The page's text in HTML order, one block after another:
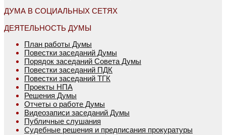
ДУМА В СОЦИАЛЬНЫХ СЕТЯХ
ДЕЯТЕЛЬНОСТЬ ДУМЫ
План работы Думы
Повестки заседаний Думы
Порядок заседаний Совета Думы
Повестки заседаний ПДК
Повестки заседаний ТГК
Проекты НПА
Решения Думы
Отчеты о работе Думы
Видеозаписи заседаний Думы
Публичные слушания
Судебные решения и предписания прокуратуры